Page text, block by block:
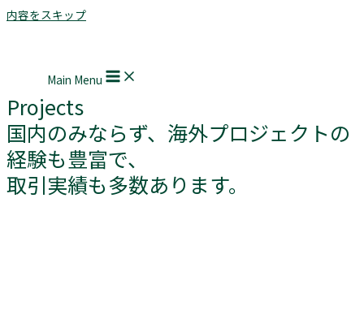
内容をスキップ
Main Menu
Projects
国内のみならず、海外プロジェクトの
経験も豊富で、
取引実績も多数あります。